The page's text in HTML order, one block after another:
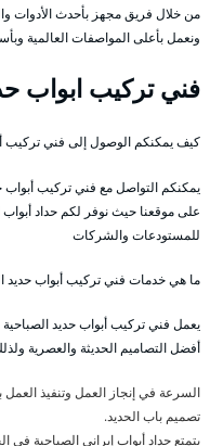
من خلال فريق مجهز بأحدث الأدوات
ونعمل بأعلى المواصفات العالمية
فني تركيب ابواب
كيف يمكنكم الوصول إلى فني تركيب
يمكنكم التواصل مع فني تركيب أبواب
على موقعنا حيث نوفر لكم حداد
للمستودعات والشركات
ما هي خدمات فني تركيب أبواب حديد
يعمل فني تركيب أبواب حديد الصباحية
أفضل التصاميم الحديثة والعصرية
السرعة في إنجاز العمل وتنفيذ
تصميم باب الحديد.
يتمتع حداد أبواب إيراني الصباحية